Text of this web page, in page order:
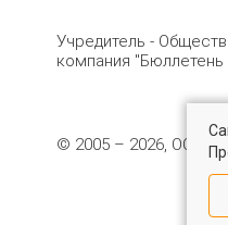
Учредитель -
компания
© 2005 – 2026, ООО